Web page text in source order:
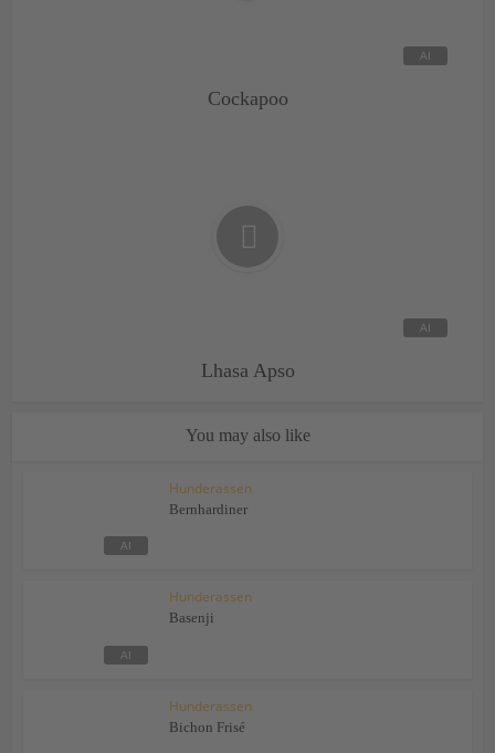
Cockapoo
Lhasa Apso
You may also like
Hunderassen
Bernhardiner
Hunderassen
Basenji
Hunderassen
Bichon Frisé